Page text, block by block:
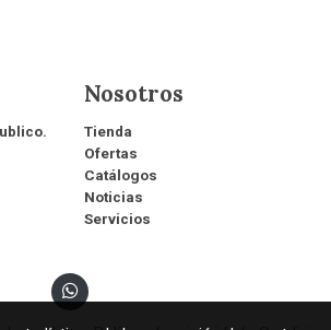
Nosotros
Tienda
Ofertas
Catálogos
Noticias
Servicios